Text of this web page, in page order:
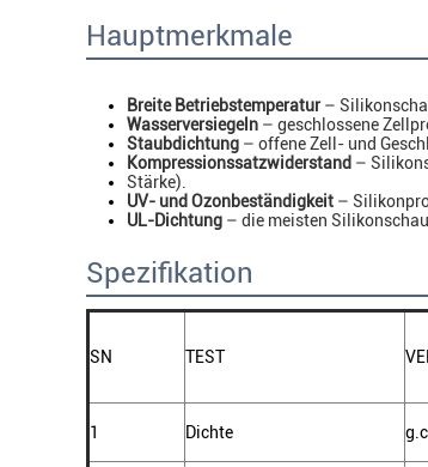
Hauptmerkmale
Breite Betriebstemperatur –
Wasserversiegeln – geschlossene
Staubdichtung – offene Zell- und
Kompressionssatzwiderstand –
Stärke).
UV- und Ozonbeständigkeit –
UL-Dichtung – die meisten
Spezifikation
SN TEST
1 Dichte